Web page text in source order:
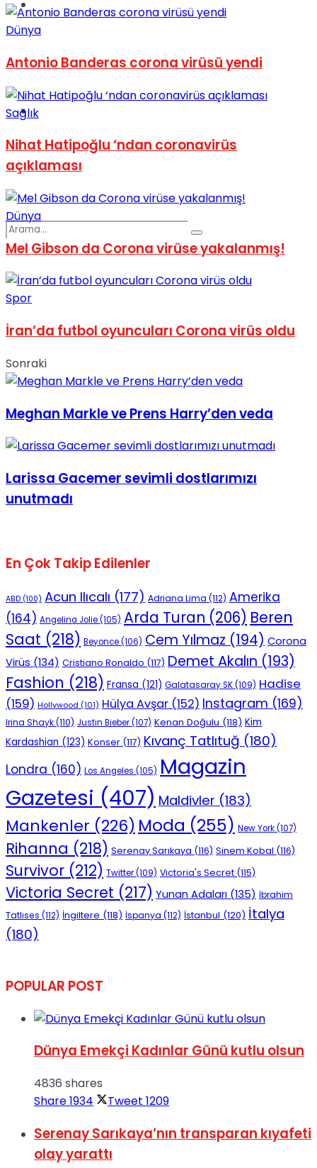
Spor
Podcast
No Result
View All Result
Dünya
Antonio Banderas corona virüsü yendi
Sağlık
Nihat Hatipoğlu ‘ndan coronavirüs
açıklaması
Dünya
Mel Gibson da Corona virüse yakalanmış!
Spor
İran’da futbol oyuncuları Corona virüs oldu
Sonraki
Meghan Markle ve Prens Harry’den veda
Larissa Gacemer sevimli dostlarımızı
unutmadı
En Çok Takip Edilenler
ABD (100) Acun Ilıcalı (177) Adriana Lima (112) Amerika
(164) Angelina Jolie(105) Arda Turan (206) Beren
Saat (218) Beyonce(106) Cem Yılmaz (194) Corona
Virüs (134) Cristiano Ronaldo (117) Demet Akalın (193)
Fashion (218) Fransa (121) Galatasaray SK(109) Hadise
(159) Hollywood (101) Hülya Avşar (152) Instagram (169)
Irina Shayk(110) Justin Bieber(107) Kenan Doğulu (118) Kim
Kardashian (123) Konser (117) Kıvanç Tatlıtuğ (180)
Londra (160) Los Angeles (105) Magazin
Gazetesi (407) Maldivler (183)
Mankenler (226) Moda (255) New York(107)
Rihanna (218) Serenay Sarıkaya (116) Sinem Kobal (116)
Survivor (212) Twitter(109) Victoria's Secret (115)
Victoria Secret (217) Yunan Adaları (135) İbrahim
Tatlıses (112) İngiltere (118) İspanya (112) İstanbul (120) İtalya
(180)
POPULAR POST
Dünya Emekçi Kadınlar Günü kutlu olsun
4836 shares
Share1934 Tweet 1209
Serenay Sarıkaya’nın transparan kıyafeti
olay yarattı